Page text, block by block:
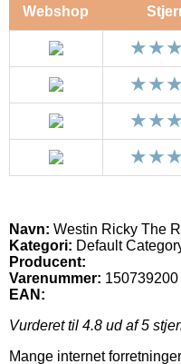
Webshop
Navn: Westin Ricky The
Kategori: Default
Producent:
Varenummer: 150739200
EAN:
Vurderet til 4.8 ud af 5
Mange internet